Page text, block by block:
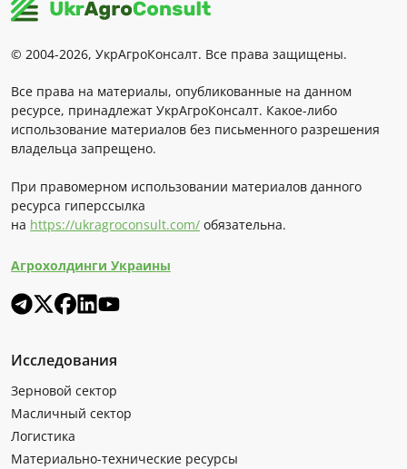
© 2004-2026, УкрАгроКонсалт. Все права защищены.
Все права на материалы, опубликованные на данном
ресурсе, принадлежат УкрАгроКонсалт. Какое-либо
использование материалов без письменного разрешения
владельца запрещено.
При правомерном использовании материалов данного
ресурса гиперссылка
на https://ukragroconsult.com/ обязательна.
Агрохолдинги Украины
Исследования
Зерновой сектор
Масличный сектор
Логистика
Материально-технические ресурсы